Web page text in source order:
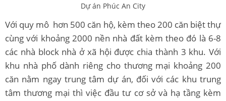
Dự án Phúc An City
Với quy mô hơn 500 căn hộ, kèm theo 200 căn biệt thự
cùng với khoảng 2000 nền nhà đất kèm theo đó là 6-8
các nhà block nhà ở xã hội được chia thành 3 khu. Với
khu nhà phố dành riêng cho thương mại khoảng 200
căn nằm ngay trung tâm dự án, đối với các khu trung
tâm thương mại thì việc đầu tư cơ sở và hạ tầng kèm